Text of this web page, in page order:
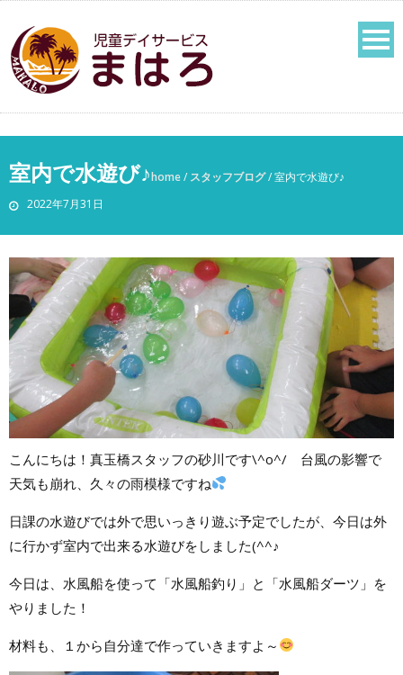
室内で水遊び♪
2022年7月31日
home/ スタッフブログ/室内で水遊び♪
こんにちは！真玉橋スタッフの砂川です\^o^/ 台風の影響で
天気も崩れ、久々の雨模様ですね
日課の水遊びでは外で思いっきり遊ぶ予定でしたが、今日は外
に行かず室内で出来る水遊びをしました(^^♪
今日は、水風船を使って「水風船釣り」と「水風船ダーツ」を
やりました！
材料も、１から自分達で作っていきますよ～